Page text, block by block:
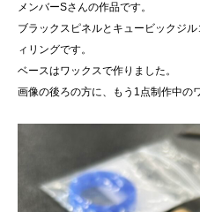
メンバーSさんの作品です。
ブラックスピネルとキュービックジ
ィリングです。
ベースはワックスで作りました。
画像の後ろの方に、もう1点制作中の